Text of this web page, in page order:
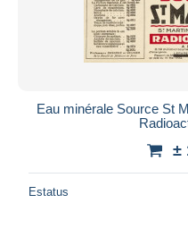
Eau minérale Source St
±
Estatus